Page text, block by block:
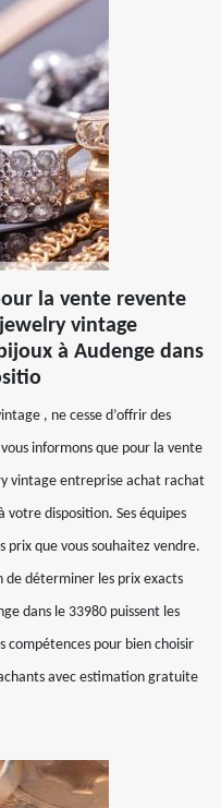
la vente revente
vintage
à Audenge dans
, ne cesse d’offrir des
informons que pour la vente
vintage entreprise achat rachat
votre disposition. Ses équipes
prix que vous souhaitez vendre.
de déterminer les prix exacts
dans le 33980 puissent les
compétences pour bien choisir
avec estimation gratuite